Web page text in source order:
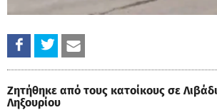
Ζητήθηκε από τους κατοίκους σε
Ληξουρίου